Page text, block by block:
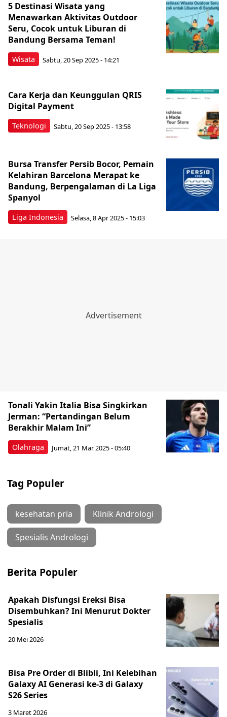
Wisata
5 Destinasi Wisata yang
Menawarkan Aktivitas Outdoor
Seru, Cocok untuk Liburan di
Bandung Bersama Teman!
Sabtu, 20 Sep 2025 - 14:21
Teknologi
Cara Kerja dan Keunggulan QRIS
Digital Payment
Sabtu, 20 Sep 2025 - 13:58
Liga Indonesia
Bursa Transfer Persib Bocor, Pemain
Kelahiran Barcelona Merapat ke
Bandung, Berpengalaman di La Liga
Spanyol
Selasa, 8 Apr 2025 - 15:03
Olahraga
Tonali Yakin Italia Bisa Singkirkan
Jerman: “Pertandingan Belum
Berakhir Malam Ini”
Jumat, 21 Mar 2025 - 05:40
Tag Populer
kesehatan pria Klinik Andrologi
Spesialis Andrologi
Berita Populer
Apakah Disfungsi Ereksi Bisa
Disembuhkan? Ini Menurut Dokter
Spesialis
20 Mei 2026
Bisa Pre Order di Blibli, Ini Kelebihan
Galaxy AI Generasi ke-3 di Galaxy
S26 Series
3 Maret 2026